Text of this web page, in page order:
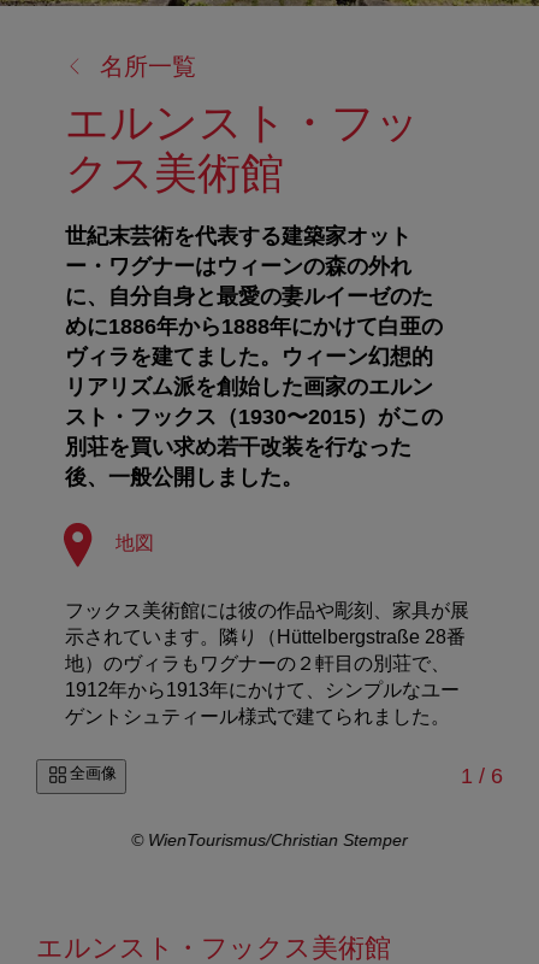
名所一覧
エルンスト・フッ
クス美術館
世紀末芸術を代表する建築家オット
ー・ワグナーはウィーンの森の外れ
に、自分自身と最愛の妻ルイーゼのた
めに1886年から1888年にかけて白亜の
ヴィラを建てました。ウィーン幻想的
リアリズム派を創始した画家のエルン
スト・フックス（1930〜2015）がこの
別荘を買い求め若干改装を行なった
後、一般公開しました。
地図
フックス美術館には彼の作品や彫刻、家具が展
示されています。隣り（Hüttelbergstraße 28番
地）のヴィラもワグナーの２軒目の別荘で、
1912年から1913年にかけて、シンプルなユー
ゲントシュティール様式で建てられました。
全画像 1 // 6
© WienTourismus/Christian Stemper
エルンスト・フックス美術館